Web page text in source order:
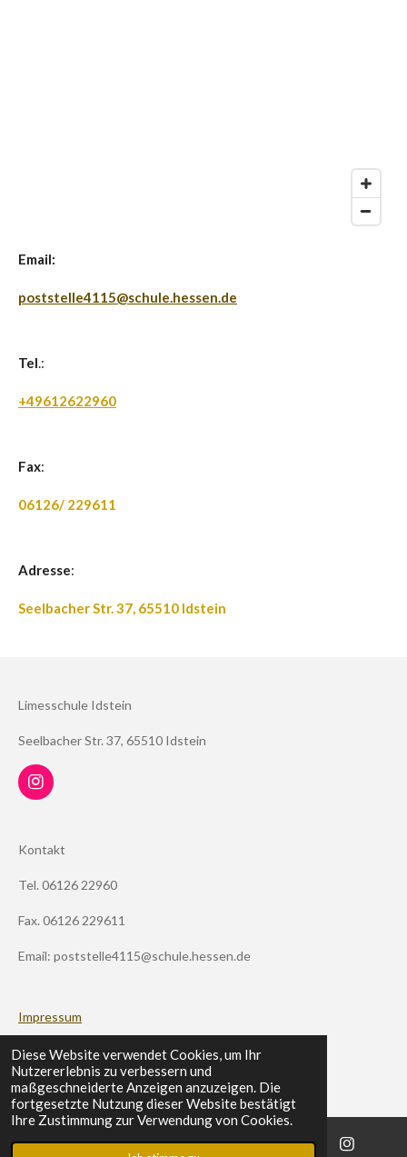
Diese Website verwendet Cookies, um Ihr
Nutzererlebnis zu verbessern und
maßgeschneiderte Anzeigen anzuzeigen. Die
fortgesetzte Nutzung dieser Website bestätigt
Ihre Zustimmung zur Verwendung von Cookies.
Email:
poststelle4115@schule.hessen.de
Tel.:
+49612622960
Fax:
06126/ 229611
Adresse:
Seelbacher Str. 37, 65510 Idstein
Limesschule Idstein
Seelbacher Str. 37, 65510 Idstein
I
n
a
r
m
Kontakt
Tel. 06126 22960
Fax. 06126 229611
Email: poststelle4115@schule.hessen.de
Impressum
Datenschutz
Schulportal